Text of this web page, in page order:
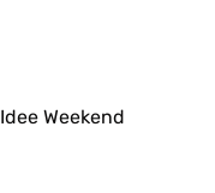
Idee Weekend